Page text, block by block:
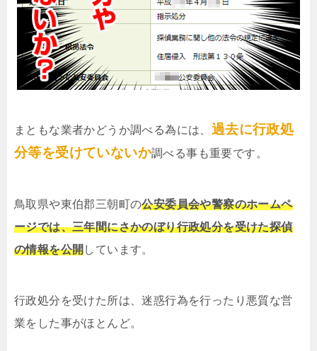
まともな業者かどうか調べる為には、 過去に行政処
分等を受けていないか調べる事も重要です。
鳥取県や東伯郡三朝町の公安委員会や警察のホームペ
ージでは、三年間にさかのぼり行政処分を受けた探偵
の情報を公開しています。
行政処分を受けた所は、迷惑行為を行ったり悪質な営
業をした事がほとんど。